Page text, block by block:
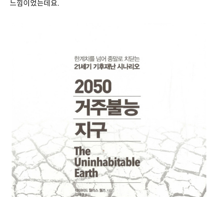
느낌이었는데요.